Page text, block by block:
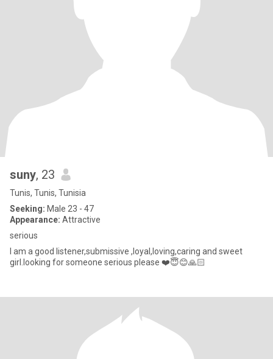
suny, 23
Tunis, Tunis, Tunisia
Seeking: Male 23 - 47
Appearance: Attractive
serious
I am a good listener,submissive ,loyal,loving,caring and sweet
girl.looking for someone serious please ❤️😇😊🙏🏻